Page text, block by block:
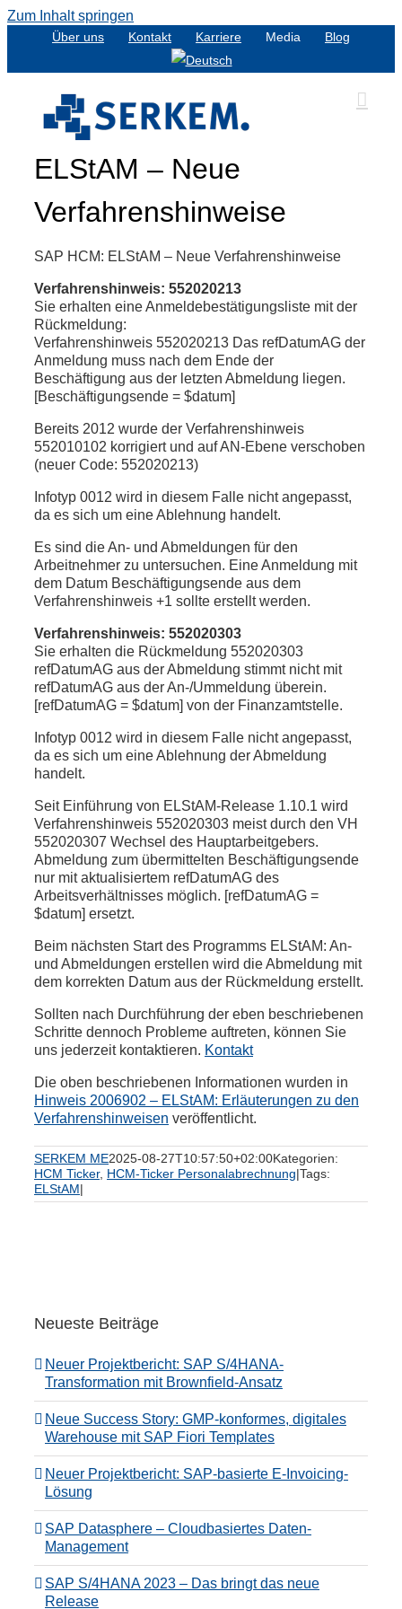
Zum Inhalt springen
Über uns Kontakt Karriere Media Blog
ELStAM – Neue
Verfahrenshinweise
SAP HCM: ELStAM – Neue Verfahrenshinweise
Verfahrenshinweis: 552020213
Sie erhalten eine Anmeldebestätigungsliste mit der
Rückmeldung:
Verfahrenshinweis 552020213 Das refDatumAG der
Anmeldung muss nach dem Ende der
Beschäftigung aus der letzten Abmeldung liegen.
[Beschäftigungsende = $datum]
Bereits 2012 wurde der Verfahrenshinweis
552010102 korrigiert und auf AN-Ebene verschoben
(neuer Code: 552020213)
Infotyp 0012 wird in diesem Falle nicht angepasst,
da es sich um eine Ablehnung handelt.
Es sind die An- und Abmeldungen für den
Arbeitnehmer zu untersuchen. Eine Anmeldung mit
dem Datum Beschäftigungsende aus dem
Verfahrenshinweis +1 sollte erstellt werden.
Verfahrenshinweis: 552020303
Sie erhalten die Rückmeldung 552020303
refDatumAG aus der Abmeldung stimmt nicht mit
refDatumAG aus der An-/Ummeldung überein.
[refDatumAG = $datum] von der Finanzamtstelle.
Infotyp 0012 wird in diesem Falle nicht angepasst,
da es sich um eine Ablehnung der Abmeldung
handelt.
Seit Einführung von ELStAM-Release 1.10.1 wird
Verfahrenshinweis 552020303 meist durch den VH
552020307 Wechsel des Hauptarbeitgebers.
Abmeldung zum übermittelten Beschäftigungsende
nur mit aktualisiertem refDatumAG des
Arbeitsverhältnisses möglich. [refDatumAG =
$datum] ersetzt.
Beim nächsten Start des Programms ELStAM: An-
und Abmeldungen erstellen wird die Abmeldung mit
dem korrekten Datum aus der Rückmeldung erstellt.
Sollten nach Durchführung der eben beschriebenen
Schritte dennoch Probleme auftreten, können Sie
uns jederzeit kontaktieren. Kontakt
Die oben beschriebenen Informationen wurden in
Hinweis 2006902 – ELStAM: Erläuterungen zu den
Verfahrenshinweisen veröffentlicht.
SERKEM ME2025-08-27T10:57:50+02:00Kategorien:
HCM Ticker, HCM-Ticker Personalabrechnung|Tags:
ELStAM|
Neueste Beiträge
Neuer Projektbericht: SAP S/4HANA-
Transformation mit Brownfield-Ansatz
Neue Success Story: GMP-konformes, digitales
Warehouse mit SAP Fiori Templates
Neuer Projektbericht: SAP-basierte E-Invoicing-
Lösung
SAP Datasphere – Cloudbasiertes Daten-
Management
SAP S/4HANA 2023 – Das bringt das neue
Release